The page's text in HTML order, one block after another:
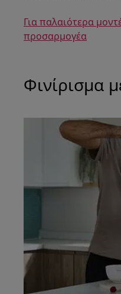
Για παλαιότερα
προσαρμογέα
Φινίρισμα